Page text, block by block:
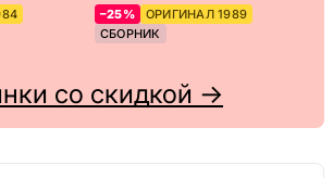
–25%
ОРИГИНАЛ 1989
СБОРНИК
со скидкой →